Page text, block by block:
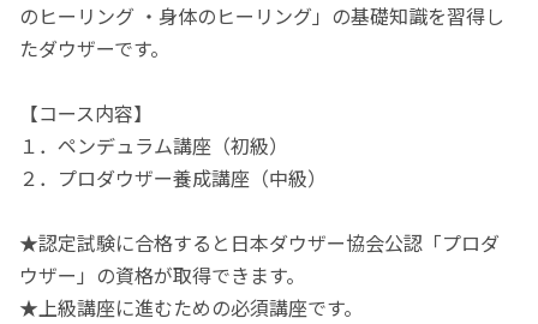
のヒーリング ・身体のヒーリング」の基礎知識を習得し
たダウザーです。
【コース内容】
１．ペンデュラム講座（初級）
２．プロダウザー養成講座（中級）
★認定試験に合格すると日本ダウザー協会公認「プロダ
ウザー」の資格が取得できます。
★上級講座に進むための必須講座です。